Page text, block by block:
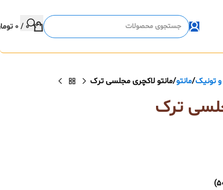
0
/
0
و تونیک مانتو مانتو لاکچری مجلسی ترک
ترک